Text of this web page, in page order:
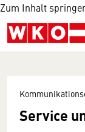
Zum Inhalt
Service